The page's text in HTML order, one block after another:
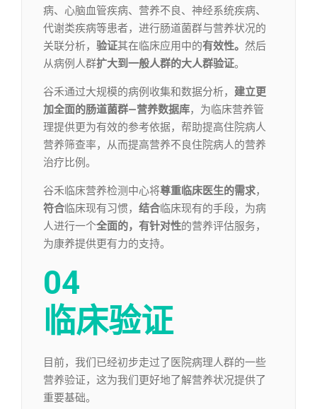
病、心脑血管疾病、营养不良、神经系统疾病、
代谢类疾病等患者，进行肠道菌群与营养状况的
关联分析， 验证其在临床应用中的有效性。 然后
从病例人群扩大到一般人群的大人群验证。
谷禾通过大规模的病例收集和数据分析， 建立更
加全面的肠道菌群—营养数据库，为临床营养管
理提供更为有效的参考依据，帮助提高住院病人
营养筛查率，从而提高营养不良住院病人的营养
治疗比例。
谷禾临床营养检测中心将尊重临床医生的需求，
符合临床现有习惯， 结合临床现有的手段，为病
人进行一个全面的，有针对性的营养评估服务，
为康养提供更有力的支持。
04
临床验证
目前，我们已经初步走过了医院病理人群的一些
营养验证，这为我们更好地了解营养状况提供了
重要基础。